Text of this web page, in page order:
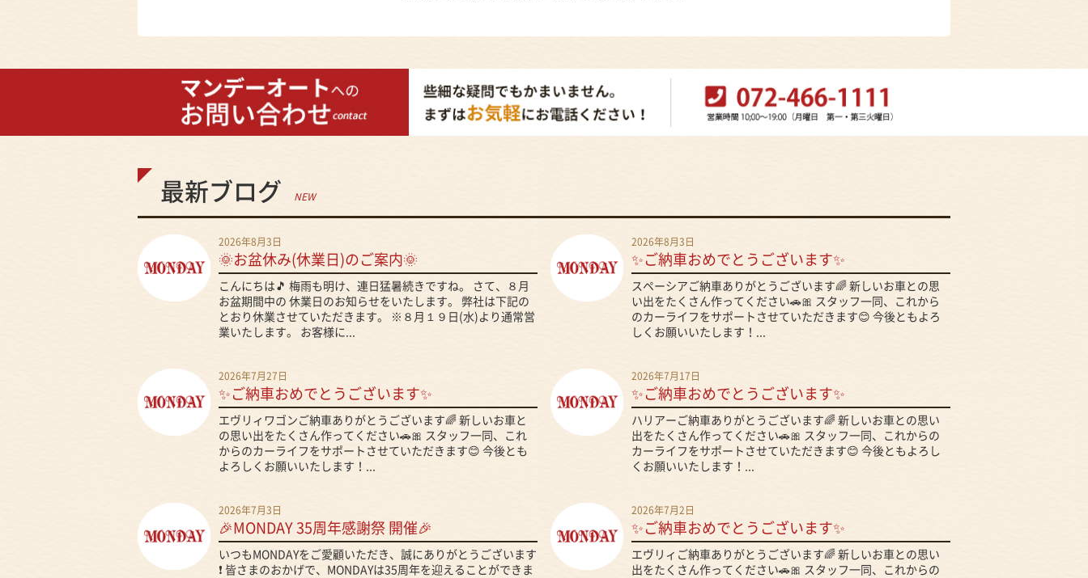
最新ブログ NEW
2026年8月3日
🌞お盆休み(休業日)のご案内🌞
こんにちは🎵 梅雨も明け、連日猛暑続きですね。 さて、８月
お盆期間中の 休業日のお知らせをいたします。 弊社は下記の
とおり休業させていただきます。 ※８月１９日(水)より通常営
業いたします。 お客様に...
2026年8月3日
✨ご納車おめでとうございます✨
スペーシアご納車ありがとうございます🌈 新しいお車との思
い出をたくさん作ってください🚗🎀 スタッフ一同、これから
のカーライフをサポートさせていただきます😊 今後ともよろ
しくお願いいたします！...
2026年7月27日
✨ご納車おめでとうございます✨
エヴリィワゴンご納車ありがとうございます🌈 新しいお車と
の思い出をたくさん作ってください🚗🎀 スタッフ一同、これ
からのカーライフをサポートさせていただきます😊 今後とも
よろしくお願いいたします！...
2026年7月17日
✨ご納車おめでとうございます✨
ハリアーご納車ありがとうございます🌈 新しいお車との思い
出をたくさん作ってください🚗🎀 スタッフ一同、これからの
カーライフをサポートさせていただきます😊 今後ともよろし
くお願いいたします！...
2026年7月3日
🎉MONDAY 35周年感謝祭 開催🎉
いつもMONDAYをご愛顧いただき、誠にありがとうございます
❗ 皆さまのおかげで、MONDAYは35周年を迎えることができま
2026年7月2日
✨ご納車おめでとうございます✨
エヴリィご納車ありがとうございます🌈 新しいお車との思い
出をたくさん作ってください🚗🎀 スタッフ一同、これからの